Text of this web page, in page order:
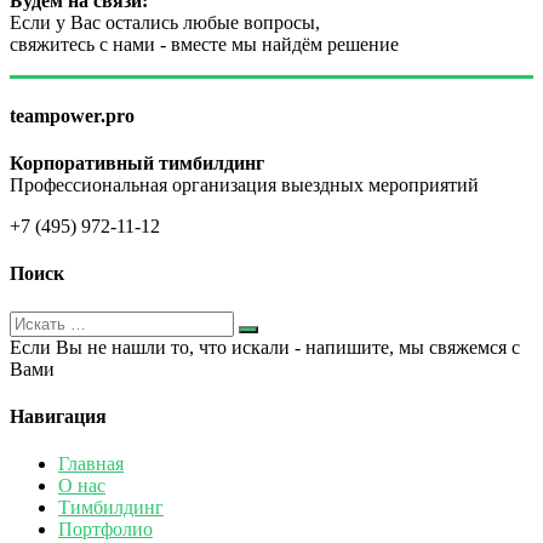
Если у Вас остались любые вопросы,
свяжитесь с нами - вместе мы найдём решение
teampower.pro
Корпоративный тимбилдинг
Профессиональная организация выездных мероприятий
+7 (495) 972-11-12
Поиск
Если Вы не нашли то, что искали - напишите, мы свяжемся с
Вами
Навигация
Главная
О нас
Тимбилдинг
Портфолио